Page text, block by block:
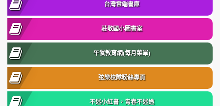
台灣雲端書庫
莊敬國小圖書室
午餐教育網(每月菜單)
弦樂校隊粉絲專頁
不迷小紅書，青春不迷途